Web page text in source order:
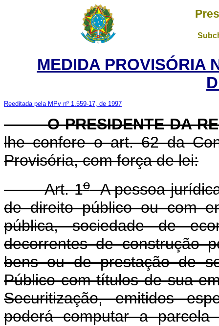
MEDIDA PROVISÓRIA
Reeditada pela MPv nº 1.559-17, de 1997
O PRESIDENTE DA
lhe confere o art. 62 da
Provisória, com força de lei:
Art. 1oA pessoa
de direito público ou com
pública, sociedade de
decorrentes de construção
bens ou de prestação de
Público com títulos de sua
Securitização, emitidos
poderá computar a